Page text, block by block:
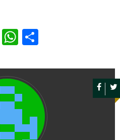
PrintWhatsApp